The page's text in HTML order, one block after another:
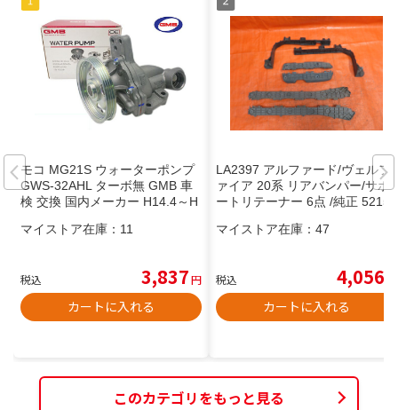
モコ MG21S ウォーターポンプ
GWS-32AHL ターボ無 GMB 車
検 交換 国内メーカー H14.4～H
マイストア在庫： 11
税込 3,837円
カートに入れる
LA2397 アルファード/ヴェルフ
ァイア 20系 リアバンパー/サポ
ートリテーナー 6点 /純正 52155
20W GGH25W
マイストア在庫： 47
税込 4,056
カートに入れる
このカテゴリをもっと見る